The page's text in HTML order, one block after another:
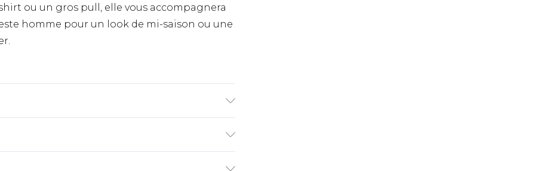
ou un gros pull, elle vous accompagnera
homme pour un look de mi-saison ou une
€9.99